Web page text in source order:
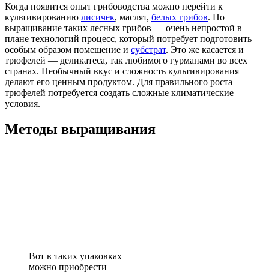
Когда появится опыт грибоводства можно перейти к
культивированию лисичек, маслят, белых грибов. Но
выращивание таких лесных грибов — очень непростой в
плане технологий процесс, который потребует подготовить
особым образом помещение и субстрат. Это же касается и
трюфелей — деликатеса, так любимого гурманами во всех
странах. Необычный вкус и сложность культивирования
делают его ценным продуктом. Для правильного роста
трюфелей потребуется создать сложные климатические
условия.
Методы выращивания
Вот в таких упаковках
можно приобрести